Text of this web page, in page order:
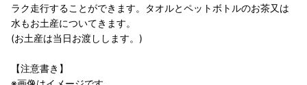
ラク走行することができます。タオルとペットボトルのお茶又は
水もお土産についてきます。
(お土産は当日お渡しします。)
【注意書き】